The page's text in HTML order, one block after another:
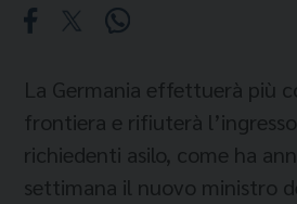
La Germania effettuerà più
frontiera e rifiuterà
richiedenti asilo, come ha
settimana il nuovo ministro